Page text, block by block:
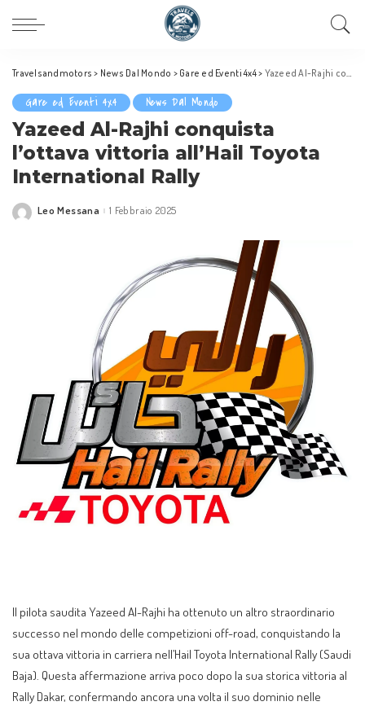
Travelsandmotors > News Dal Mondo > Gare ed Eventi 4x4> Yazeed Al-Rajhi conquista l’ottava vittoria all’Hail Toyota International Rally
Gare ed Eventi 4x4 News Dal Mondo
Yazeed Al-Rajhi conquista
l’ottava vittoria all’Hail Toyota
International Rally
Posted
Leo Messana 1 Febbraio 2025
Il pilota saudita Yazeed Al-Rajhi ha ottenuto un altro straordinario
successo nel mondo delle competizioni off-road, conquistando la
sua ottava vittoria in carriera nell’Hail Toyota International Rally (Saudi
Baja). Questa affermazione arriva poco dopo la sua storica vittoria al
Rally Dakar, confermando ancora una volta il suo dominio nelle